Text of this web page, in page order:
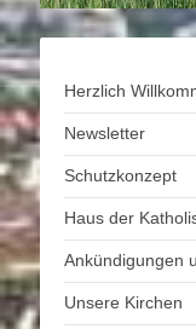
Herzlich
Newsletter
Schutzkonzept
Haus der
Ankündigungen
Unsere Kirchen